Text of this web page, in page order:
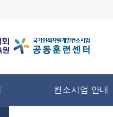
컨소시엄 안내